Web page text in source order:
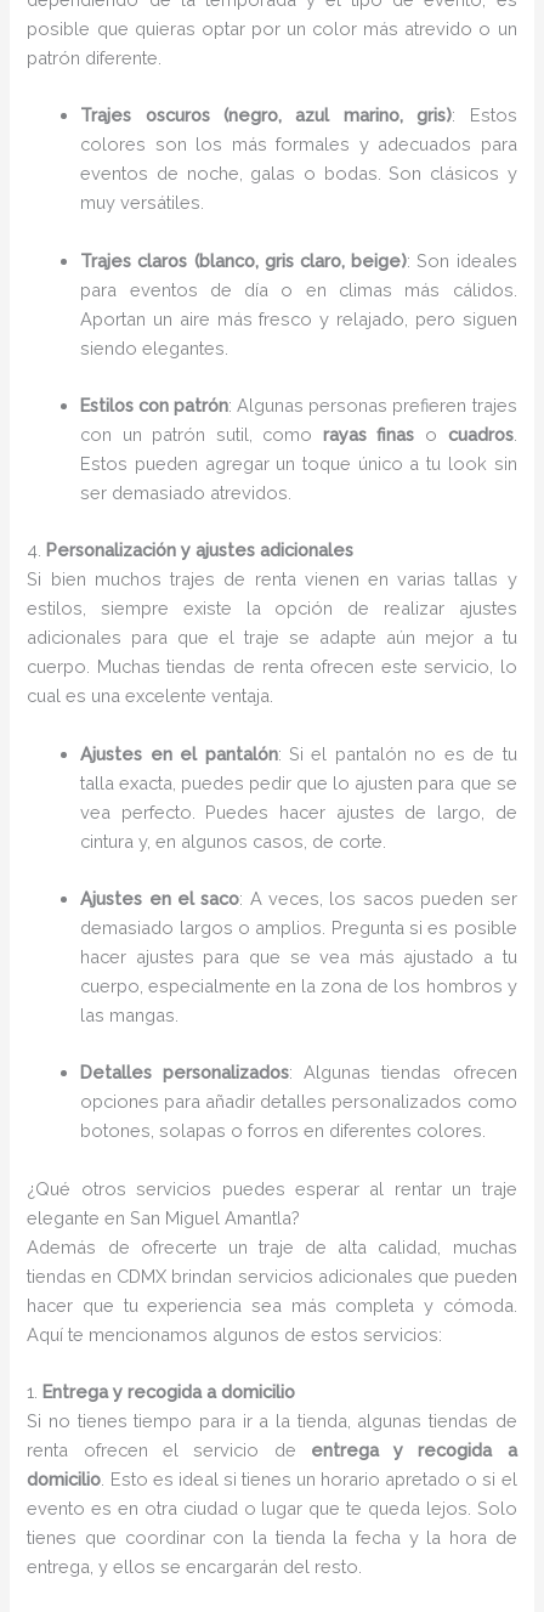
posible que quieras optar por un color más atrevido o un
patrón diferente.
Trajes oscuros (negro, azul marino, gris): Estos
colores son los más formales y adecuados para
eventos de noche, galas o bodas. Son clásicos y
muy versátiles.
Trajes claros (blanco, gris claro, beige): Son ideales
para eventos de día o en climas más cálidos.
Aportan un aire más fresco y relajado, pero siguen
siendo elegantes.
Estilos con patrón: Algunas personas prefieren trajes
con un patrón sutil, como rayas finas o cuadros.
Estos pueden agregar un toque único a tu look sin
ser demasiado atrevidos.
4. Personalización y ajustes adicionales
Si bien muchos trajes de renta vienen en varias tallas y
estilos, siempre existe la opción de realizar ajustes
adicionales para que el traje se adapte aún mejor a tu
cuerpo. Muchas tiendas de renta ofrecen este servicio, lo
cual es una excelente ventaja.
Ajustes en el pantalón: Si el pantalón no es de tu
talla exacta, puedes pedir que lo ajusten para que se
vea perfecto. Puedes hacer ajustes de largo, de
cintura y, en algunos casos, de corte.
Ajustes en el saco: A veces, los sacos pueden ser
demasiado largos o amplios. Pregunta si es posible
hacer ajustes para que se vea más ajustado a tu
cuerpo, especialmente en la zona de los hombros y
las mangas.
Detalles personalizados: Algunas tiendas ofrecen
opciones para añadir detalles personalizados como
botones, solapas o forros en diferentes colores.
¿Qué otros servicios puedes esperar al rentar un traje
elegante en San Miguel Amantla?
Además de ofrecerte un traje de alta calidad, muchas
tiendas en CDMX brindan servicios adicionales que pueden
hacer que tu experiencia sea más completa y cómoda.
Aquí te mencionamos algunos de estos servicios:
1. Entrega y recogida a domicilio
Si no tienes tiempo para ir a la tienda, algunas tiendas de
renta ofrecen el servicio de entrega y recogida a
domicilio . Esto es ideal si tienes un horario apretado o si el
evento es en otra ciudad o lugar que te queda lejos. Solo
tienes que coordinar con la tienda la fecha y la hora de
entrega, y ellos se encargarán del resto.